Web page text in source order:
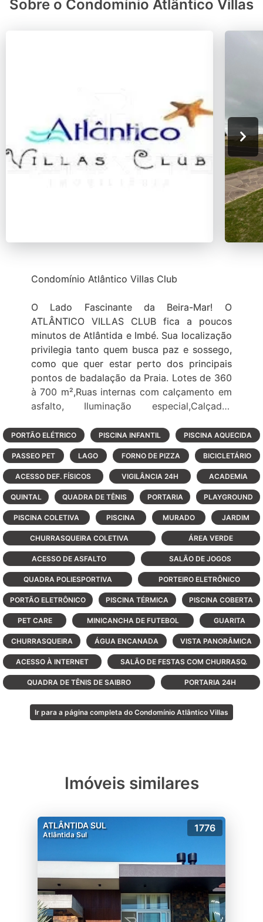
Sobre o Condomínio Atlântico Villas
Condomínio Atlântico Villas Club
O Lado Fascinante da Beira-Mar! O
ATLÂNTICO VILLAS CLUB fica a poucos
minutos de Atlântida e Imbé. Sua localização
privilegia tanto quem busca paz e sossego,
como que quer estar perto dos principais
pontos de badalação da Praia. Lotes de 360
à 700 m²,Ruas internas com calçamento em
asfalto, Iluminação especial,Calçadas
espelhos D água. Muita qualidade e
elegância esperam você no ATLÂNTICO
VILLAS CLUB. INFRA-ESTRUTURA
COMPLETA:Clube House, bar, churrasqueira,
espaço gourmet, sala de eventos;Piscinas
Adulto e Infantil com raia para natação;Spa,
fitness center equipado, sauna e ambiente
de contemplação;Salão de Festas; Portaria
24Hs;Muro 2,5 metros de altura;
Moderníssimo sistema de monitoramento e
segurança;2 quadras de tênis, paddle,
futebol e vôlei;Restaurante privativo.
PORTÃO ELÉTRICO PISCINA INFANTIL PISCINA AQUECIDA
PASSEO PET LAGO FORNO DE PIZZA BICICLETÁRIO
ACESSO DEF. FÍSICOS VIGILÂNCIA 24H ACADEMIA
QUINTAL QUADRA DE TÊNIS PORTARIA PLAYGROUND
PISCINA COLETIVA PISCINA MURADO JARDIM
CHURRASQUEIRA COLETIVA ÁREA VERDE
ACESSO DE ASFALTO SALÃO DE JOGOS
QUADRA POLIESPORTIVA PORTEIRO ELETRÔNICO
PORTÃO ELETRÔNICO PISCINA TÉRMICA PISCINA COBERTA
PET CARE MINICANCHA DE FUTEBOL GUARITA
CHURRASQUEIRA ÁGUA ENCANADA VISTA PANORÂMICA
ACESSO À INTERNET SALÃO DE FESTAS COM CHURRASQ.
QUADRA DE TÊNIS DE SAIBRO PORTARIA 24H
Ir para a página completa do Condomínio Atlântico Villas
Imóveis similares
ATLÂNTIDA SUL
Atlântida Sul
1776